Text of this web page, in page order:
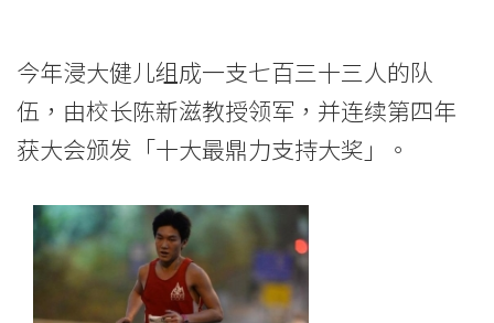
国
际
学
院
今年浸大健儿组成一支七百三十三人的队
伍，由校长陈新滋教授领军，并连续第四年
获大会颁发「十大最鼎力支持大奖」。